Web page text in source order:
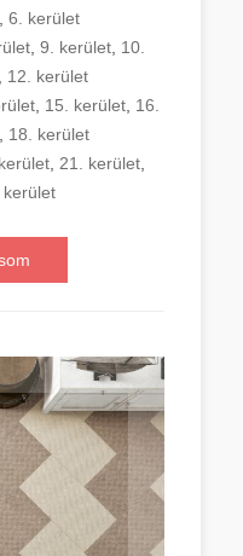
6. kerület
, 9. kerület, 10.
12. kerület
, 15. kerület, 16.
18. kerület
, 21. kerület,
kerület